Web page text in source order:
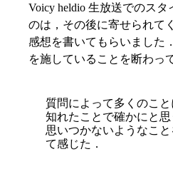
Voicy heldio 生放送でのス
のは，その後に寄せられて
感想を書いてもらいました
を施していることを断わっ
質問によって多くのこ
知れたことで確かにと
思いつかないようなこ
て感じた．